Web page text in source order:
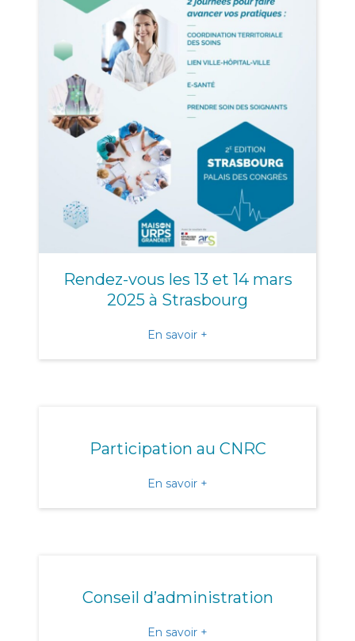
Rendez-vous les 13 et 14 mars
2025 à Strasbourg
En savoir +
Participation au CNRC
En savoir +
Conseil d’administration
En savoir +